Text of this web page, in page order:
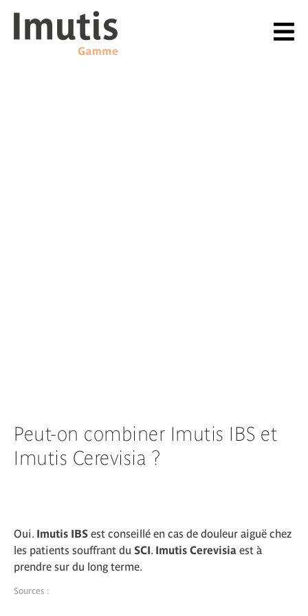
Peut-on combiner Imutis IBS et
Imutis Cerevisia ?
Oui. Imutis IBS est conseillé en cas de douleur aiguë chez
les patients souffrant du SCI. Imutis Cerevisia est à
prendre sur du long terme.
Sources :